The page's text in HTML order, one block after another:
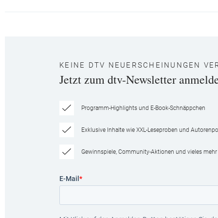
KEINE DTV NEUERSCHEINUNGEN
Jetzt zum dtv-Newsletter
Programm-Highlights und E-Book-Schnäppchen
Exklusive Inhalte wie XXL-Leseproben und
Gewinnspiele, Community-Aktionen und vieles mehr
E-Mail *